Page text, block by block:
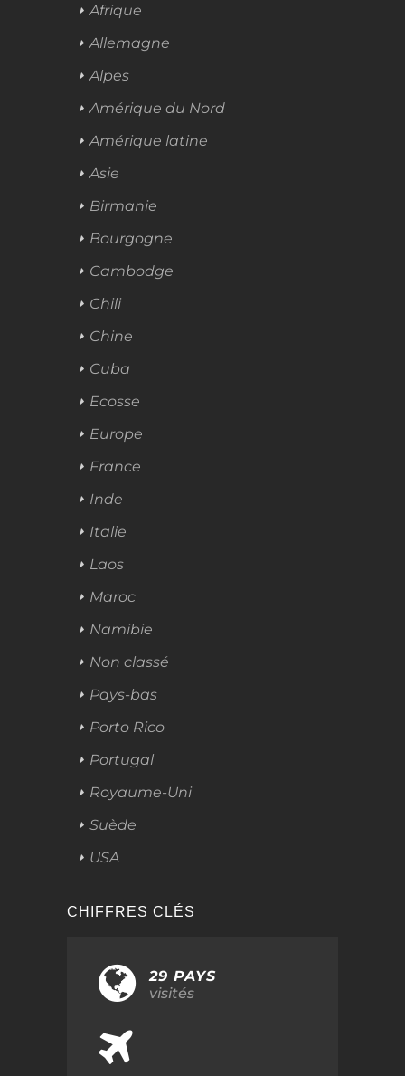
Afrique
Allemagne
Alpes
Amérique du Nord
Amérique latine
Asie
Birmanie
Bourgogne
Cambodge
Chili
Chine
Cuba
Ecosse
Europe
France
Inde
Italie
Laos
Maroc
Namibie
Non classé
Pays-bas
Porto Rico
Portugal
Royaume-Uni
Suède
USA
CHIFFRES CLÉS
29 PAYS
visités